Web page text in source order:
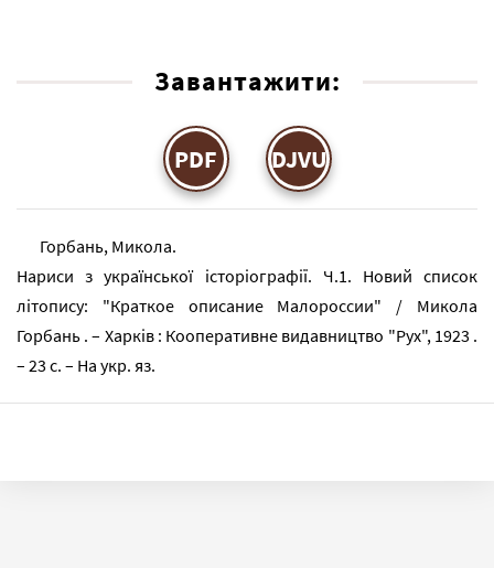
Завантажити:
PDF DJVU
Горбань, Микола.
Нариси з української історіографії. Ч.1. Новий список
літопису: "Краткое описание Малороссии" / Микола
Горбань . – Харків : Кооперативне видавництво "Рух", 1923 .
– 23 с. – На укр. яз.